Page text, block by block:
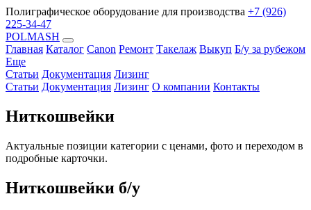
Полиграфическое оборудование для производства +7 (926)
225-34-47
POLMASH
Главная Каталог Canon Ремонт Такелаж Выкуп Б/у за рубежом
Еще
Статьи Документация Лизинг
Статьи Документация Лизинг О компании Контакты
Ниткошвейки
Актуальные позиции категории с ценами, фото и переходом в
подробные карточки.
Ниткошвейки б/у